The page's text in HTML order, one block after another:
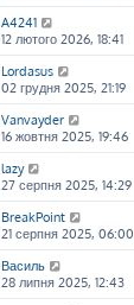
A4241
12 лютого 2026, 18:41
Lordasus
02 грудня 2025, 21:19
Vanvayder
16 жовтня 2025, 19:46
lazy
27 серпня 2025, 14:29
BreakPoint
21 серпня 2025, 06:00
Василь
28 липня 2025, 12:43